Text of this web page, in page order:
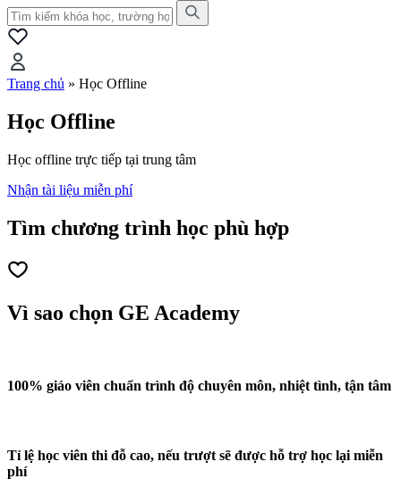
Trang chủ » Học Offline
Học Offline
Học offline trực tiếp tại trung tâm
Nhận tài liệu miễn phí
Tìm chương trình học phù hợp
Vì sao chọn GE Academy
100% giáo viên chuẩn trình độ chuyên môn, nhiệt tình, tận tâm
Tỉ lệ học viên thi đỗ cao, nếu trượt sẽ được hỗ trợ học lại miễn
phí